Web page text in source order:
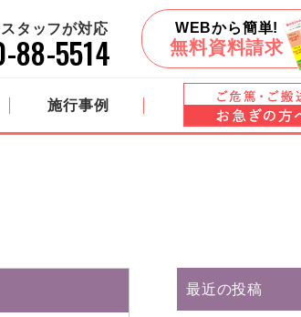
タッフが対応
88-5514
WEBから簡単!
無料資料請求
施行事例
最近の投稿